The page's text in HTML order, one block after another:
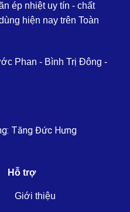
ép nhiệt uy tín - chất
hiện nay trên Toàn
Phan - Bình Trị Đông -
Tăng Đức Hưng
Hỗ trợ
Giới thiệu